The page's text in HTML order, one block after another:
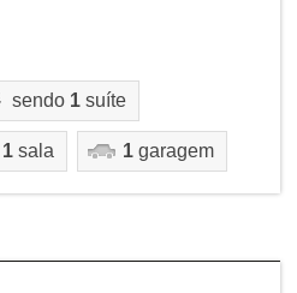
sendo 1suíte
1sala 1garagem